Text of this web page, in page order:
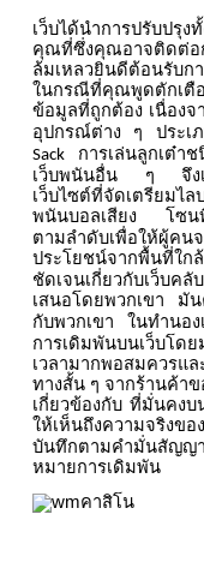
เว็บได้นำการปรับปรุ
คุณที่ซึ่งคุณอาจติดต่อ
ล้มเหลวยินดีต้อนรับก
ในกรณีที่คุณพูดตักเตือ
ข้อมูลที่ถูกต้อง เนื่อง
อุปกรณ์ต่าง
ๆ ประเ
Sack การเล่นลูกเต๋า
เว็บพนันอื่น
ๆ
จึ
เว็บไซต์ที่จัดเตรียมไ
พนันบอลเสียง
โซน
ตามลำดับเพื่อให้ผู้คน
ประโยชน์จากพื้นที่ใกล้
ชัดเจนเกี่ยวกับเว็บค
เสนอโดยพวกเขา
มัน
กับพวกเขา
ในทำนอ
การเดิมพันบนเว็บโด
เวลามากพอสมควรแล
ทางสั้น ๆ จากร้านค้า
เกี่ยวข้องกับ ที่มั่นคงบ
ให้เห็นถึงความจริงของ
บันทึกตามคำมั่นสัญญา
หมายการเดิมพัน